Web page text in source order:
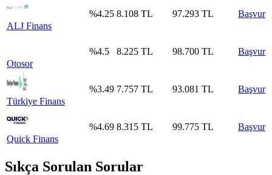
ALJ Finans
%4.25 8.108 TL 97.293 TL Başvur
Otosor
%4.5 8.225 TL 98.700 TL Başvur
Türkiye Finans
%3.49 7.757 TL 93.081 TL Başvur
Quick Finans
%4.69 8.315 TL 99.775 TL Başvur
Sıkça Sorulan Sorular